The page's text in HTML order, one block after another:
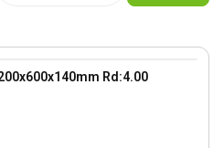
Rd:4.00